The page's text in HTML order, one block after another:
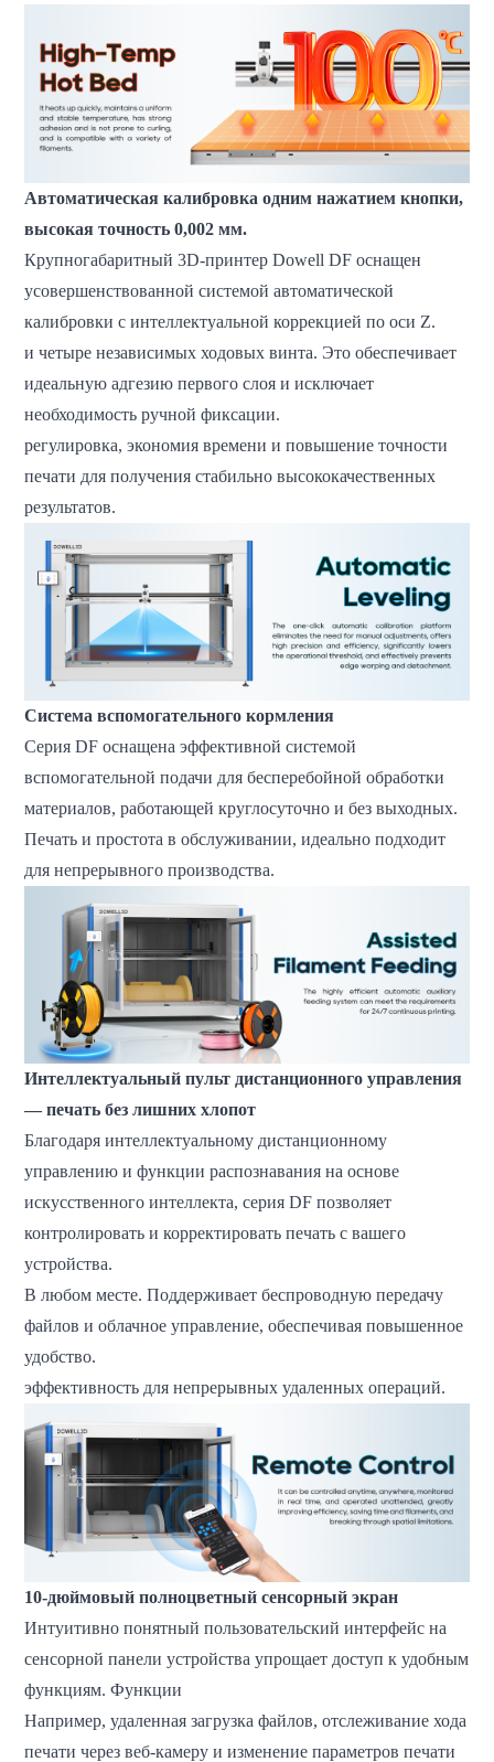
Автоматическая калибровка одним нажатием кнопки,
высокая точность 0,002 мм.
Крупногабаритный 3D-принтер Dowell DF оснащен
усовершенствованной системой автоматической
калибровки с интеллектуальной коррекцией по оси Z.
и четыре независимых ходовых винта. Это обеспечивает
идеальную адгезию первого слоя и исключает
необходимость ручной фиксации.
регулировка, экономия времени и повышение точности
печати для получения стабильно высококачественных
результатов.
Система вспомогательного кормления
Серия DF оснащена эффективной системой
вспомогательной подачи для бесперебойной обработки
материалов, работающей круглосуточно и без выходных.
Печать и простота в обслуживании, идеально подходит
для непрерывного производства.
Интеллектуальный пульт дистанционного управления
— печать без лишних хлопот
Благодаря интеллектуальному дистанционному
управлению и функции распознавания на основе
искусственного интеллекта, серия DF позволяет
контролировать и корректировать печать с вашего
устройства.
В любом месте. Поддерживает беспроводную передачу
файлов и облачное управление, обеспечивая повышенное
удобство.
эффективность для непрерывных удаленных операций.
10-дюймовый полноцветный сенсорный экран
Интуитивно понятный пользовательский интерфейс на
сенсорной панели устройства упрощает доступ к удобным
функциям. Функции
Например, удаленная загрузка файлов, отслеживание хода
печати через веб-камеру и изменение параметров печати